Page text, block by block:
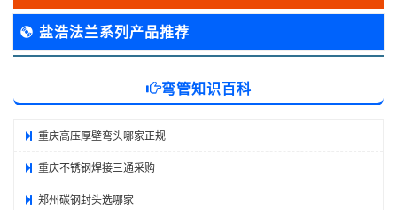
盐浩法兰系列产品推荐
弯管知识百科
重庆高压厚壁弯头哪家正规
重庆不锈钢焊接三通采购
郑州碳钢封头选哪家